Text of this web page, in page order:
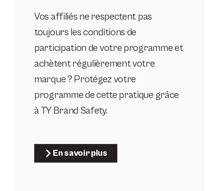
Vos affiliés ne respectent pas
toujours les conditions de
participation de votre programme et
achètent régulièrement votre
marque ? Protégez votre
programme de cette pratique grâce
à TY Brand Safety.
En savoir plus